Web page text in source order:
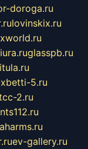
doroga.ru
lovinskix.ru
glasspb.ru
5.ru
2.ru
ev-gallery.ru